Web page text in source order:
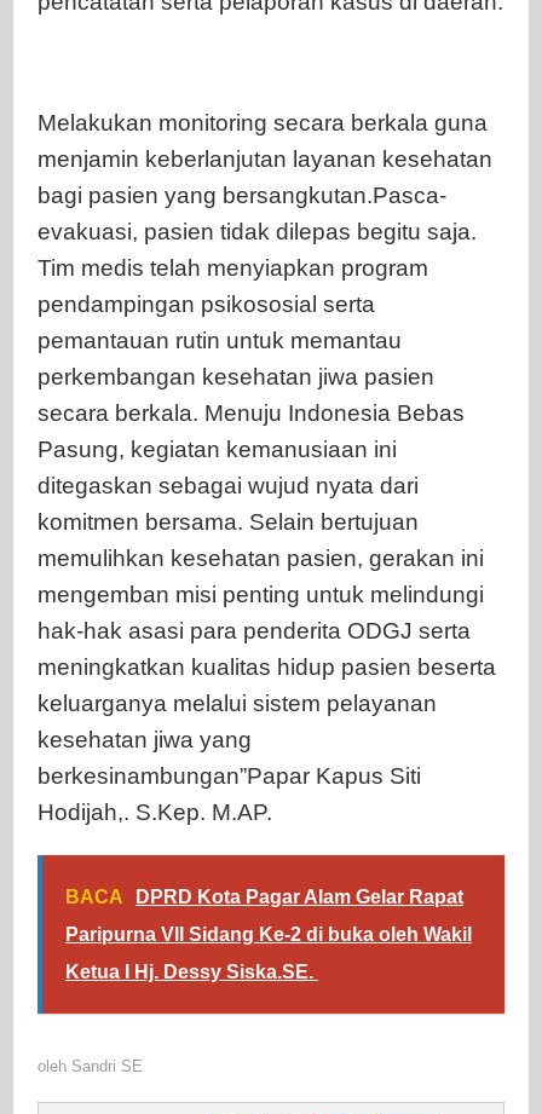
Melakukan monitoring secara berkala guna
menjamin keberlanjutan layanan kesehatan
bagi pasien yang bersangkutan.Pasca-
evakuasi, pasien tidak dilepas begitu saja.
Tim medis telah menyiapkan program
pendampingan psikososial serta
pemantauan rutin untuk memantau
perkembangan kesehatan jiwa pasien
secara berkala. Menuju Indonesia Bebas
Pasung, kegiatan kemanusiaan ini
ditegaskan sebagai wujud nyata dari
komitmen bersama. Selain bertujuan
memulihkan kesehatan pasien, gerakan ini
mengemban misi penting untuk melindungi
hak-hak asasi para penderita ODGJ serta
meningkatkan kualitas hidup pasien beserta
keluarganya melalui sistem pelayanan
kesehatan jiwa yang
berkesinambungan”Papar Kapus Siti
Hodijah,. S.Kep. M.AP.
BACA
DPRD Kota Pagar Alam Gelar Rapat
Paripurna VII Sidang Ke-2 di buka oleh Wakil
Ketua I Hj. Dessy Siska.SE. ‎
oleh Sandri SE